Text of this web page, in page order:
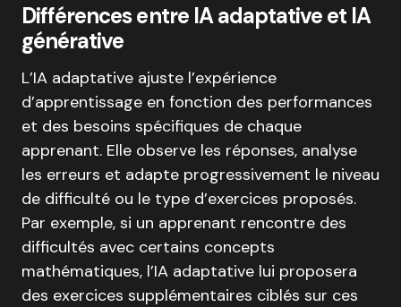
Différences entre IA adaptative et IA
générative
L’IA adaptative ajuste l’expérience
d’apprentissage en fonction des performances
et des besoins spécifiques de chaque
apprenant. Elle observe les réponses, analyse
les erreurs et adapte progressivement le niveau
de difficulté ou le type d’exercices proposés.
Par exemple, si un apprenant rencontre des
difficultés avec certains concepts
mathématiques, l’IA adaptative lui proposera
des exercices supplémentaires ciblés sur ces